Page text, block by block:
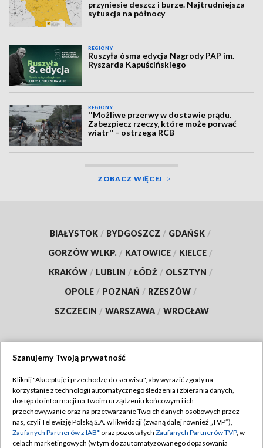
przyniesie deszcz i burze. Najtrudniejsza
sytuacja na północy
REGIONY
Ruszyła ósma edycja Nagrody PAP im.
Ryszarda Kapuścińskiego
REGIONY
''Możliwe przerwy w dostawie prądu.
Zabezpiecz rzeczy, które może porwać
wiatr'' - ostrzega RCB
ZOBACZ WIĘCEJ
BIAŁYSTOK / BYDGOSZCZ / GDAŃSK /
GORZÓW WLKP. / KATOWICE / KIELCE /
KRAKÓW / LUBLIN / ŁÓDŹ / OLSZTYN /
OPOLE / POZNAŃ / RZESZÓW /
SZCZECIN / WARSZAWA / WROCŁAW
TVP
Abonament TVP
Emisja w TVP
Regulamin TVP
Polityka prywatności
Szanujemy Twoją prywatność
Kliknij "Akceptuję i przechodzę do serwisu", aby wyrazić zgody na
korzystanie z technologii automatycznego śledzenia i zbierania danych,
dostęp do informacji na Twoim urządzeniu końcowym i ich
przechowywanie oraz na przetwarzanie Twoich danych osobowych przez
nas, czyli Telewizję Polską S.A. w likwidacji (zwaną dalej również „TVP”),
Zaufanych Partnerów z IAB* oraz pozostałych Zaufanych Partnerów TVP, w
celach marketingowych (w tym do zautomatyzowanego dopasowania